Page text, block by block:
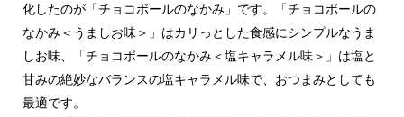
化したのが「チョコボールのなかみ」です。「チョコボールの
なかみ＜うましお味＞」はカリっとした食感にシンプルなうま
しお味、「チョコボールのなかみ＜塩キャラメル味＞」は塩と
甘みの絶妙なバランスの塩キャラメル味で、おつまみとしても
最適です。